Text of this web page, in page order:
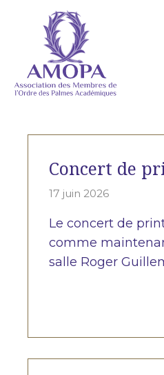
contenu
Concert de
17 juin 2026
Le concert de
comme
salle Roger